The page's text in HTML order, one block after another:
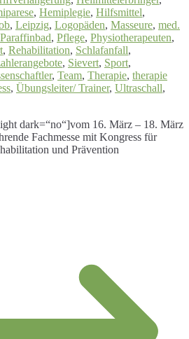
, Hemiplegie, Hilfsmittel,
, Leipzig, Logopäden, Masseure, med.
Paraffinbad, Pflege, Physiotherapeuten,
, Rehabilitation, Schlafanfall,
, Sievert, Sport,
, Team, Therapie, therapie
, Übungsleiter/ Trainer, Ultraschall,
dark=“no“]vom 16. März – 18. März
Fachmesse mit Kongress für
und Prävention